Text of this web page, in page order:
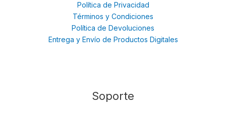
Política de Privacidad
Términos y Condiciones
Política de Devoluciones
Entrega y Envío de Productos Digitales
Soporte